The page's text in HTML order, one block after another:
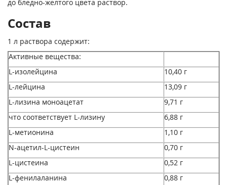
до бледно-желтого цвета раствор.
Состав
1 л раствора содержит:
Активные вещества:
L-изолейцина
10,40 г
L-лейцина
13,09 г
L-лизина моноацетат
9,71 г
что соответствует L-лизину
6,88 г
L-метионина
1,10 г
N-ацетил-L-цистеин
0,70 г
L-цистеина
0,52 г
L-фенилаланина
0,88 г